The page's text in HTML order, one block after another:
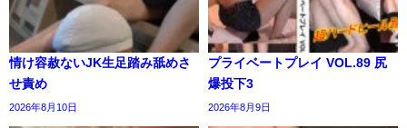
情け容赦ないJK生足踏み舐めさ
せ責め
2026年8月10日
プライベートプレイ VOL.89 尻
爆投下3
2026年8月9日